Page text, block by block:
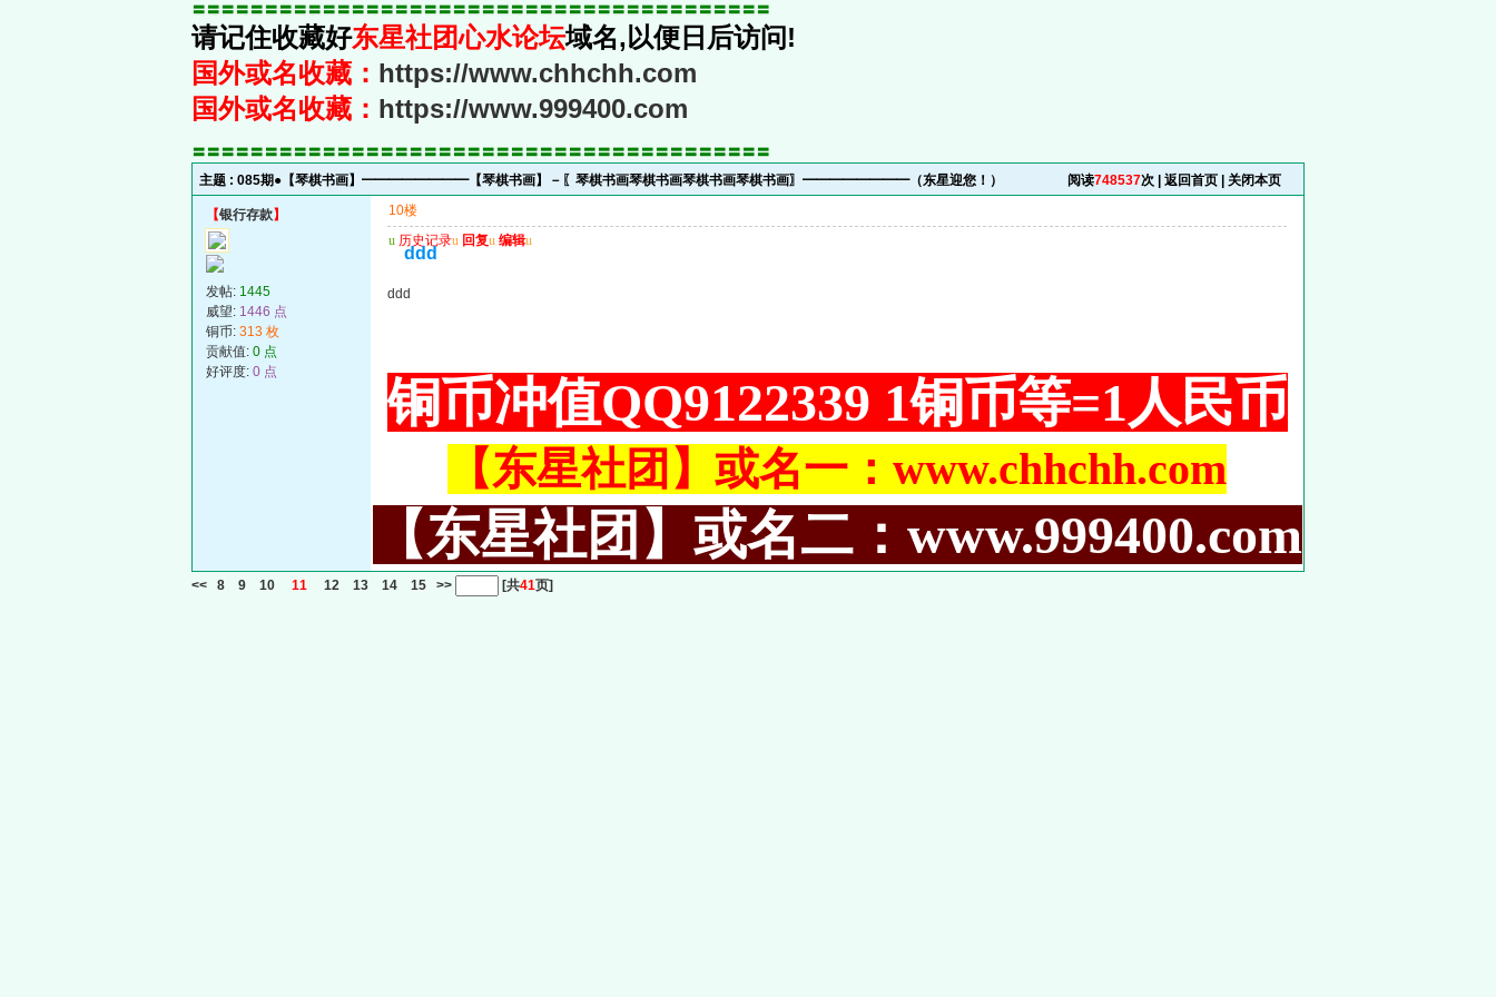
〓〓〓〓〓〓〓〓〓〓〓〓〓〓〓〓〓〓〓〓〓〓〓〓〓〓〓〓〓〓〓〓〓〓〓〓〓〓〓〓
请记住收藏好东星社团心水论坛域名,以便日后访问!
国外或名收藏： https://www.chhchh.com
国外或名收藏： https://www.999400.com
〓〓〓〓〓〓〓〓〓〓〓〓〓〓〓〓〓〓〓〓〓〓〓〓〓〓〓〓〓〓〓〓〓〓〓〓〓〓〓〓
主题 : 085期●【琴棋书画】━━━━━━━━【琴棋书画】－〖琴棋书画琴棋书画琴棋书画琴棋书画〗━━━━━━━━（东星迎您！） 阅读748537次 | 返回首页 关闭本页
【银行存款】
发帖: 1445
威望: 1446 点
铜币: 313 枚
贡献值: 0 点
好评度: 0 点
10楼
u 历史记录u 回复u 编辑u
ddd
ddd
铜币冲值QQ9122339 1铜币等=1人民币
【东星社团】或名一：www.chhchh.com
【东星社团】或名二：www.999400.com
<< 8 9 10 11 12 13 14 15 >> [共41页]